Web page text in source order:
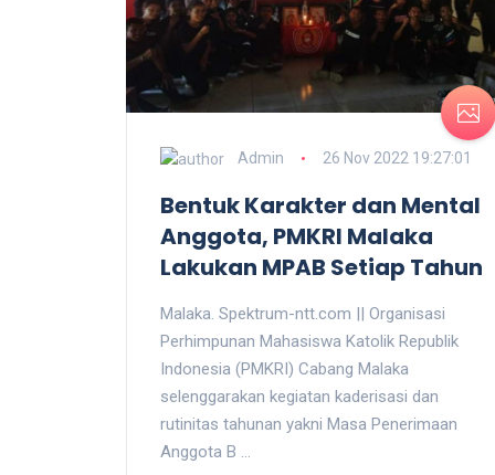
Admin 26 Nov 2022 19:27:01
Bentuk Karakter dan Mental
Anggota, PMKRI Malaka
Lakukan MPAB Setiap Tahun
Malaka. Spektrum-ntt.com || Organisasi
Perhimpunan Mahasiswa Katolik Republik
Indonesia (PMKRI) Cabang Malaka
selenggarakan kegiatan kaderisasi dan
rutinitas tahunan yakni Masa Penerimaan
Anggota B ...